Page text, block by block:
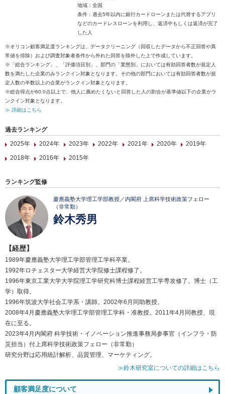
地域：全国
条件：過去5年以内に銀行カードローンまたは代替するアプリ
などのカードレスローンを利用し、返済中もしくは返済が完了
した人
※オリコン顧客満足度ランキングは、データクリーニング（回収したデータから不正回答や異
常値を排除）および調査対象者条件から外れた回答を除外した上で作成しています。
※「総合ランキング」、「評価項目別」、部門の「業態別」においては有効回答者数が規定人
数を満たした企業のみランクイン対象となります。その他の部門においては有効回答者数が規
定人数の半数以上の企業がランクイン対象となります。
※総合得点が60.0点以上で、他人に薦めたくないと回答した人の割合が基準値以下の企業がラ
ンクイン対象となります。
≫ 詳細はこちら
過去ランキング
2025年
2024年 2023年 2022年 2021年 2020年
2019年
2018年
2016年 2015年
ランキング監修
慶應義塾大学理工学部教授／内閣府 上席科学技術政策フェロー
（非常勤）
鈴木秀男
【経歴】
1989年慶應義塾大学理工学部管理工学科卒業。
1992年ロチェスター大学経営大学院修士課程修了。
1996年東京工業大学大学院理工学研究科博士課程経営工学専攻修了。博士（工
学）取得。
1996年筑波大学社会工学系・講師。2002年6月同助教授。
2008年4月慶應義塾大学理工学部管理工学科・准教授。2011年4月同教授、現
在に至る。
2023年4月内閣府 科学技術・イノベーション推進事務局参事官（インフラ・防
災担当）付上席科学技術政策フェロー（非常勤）
研究分野は応用統計解析、品質管理、マーケティング。
≫鈴木研究室についての詳細はこちら
顧客満足度について